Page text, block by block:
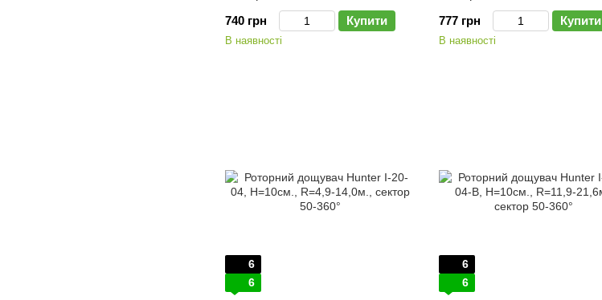
740 грн
Купити
В наявності
777 грн
Купити
В наявності
6
6
6
6